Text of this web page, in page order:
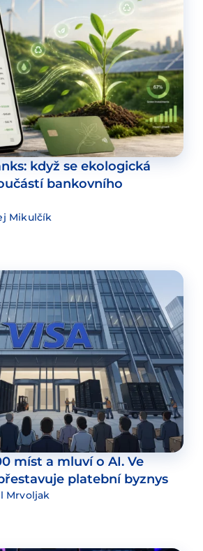
když se ekologická
bankovního
Mikulčík
míst a mluví o AI. Ve
platební byznys
Mrvoljak